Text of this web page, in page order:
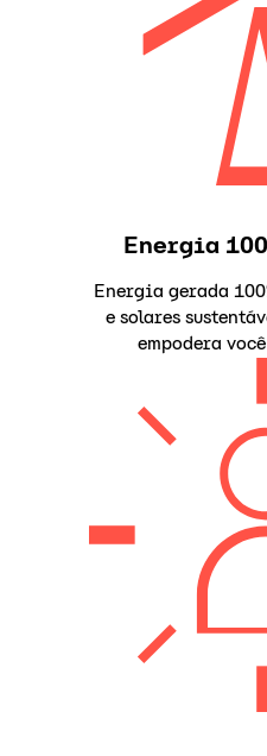
Energia
Energia gerada
e solares
empodera